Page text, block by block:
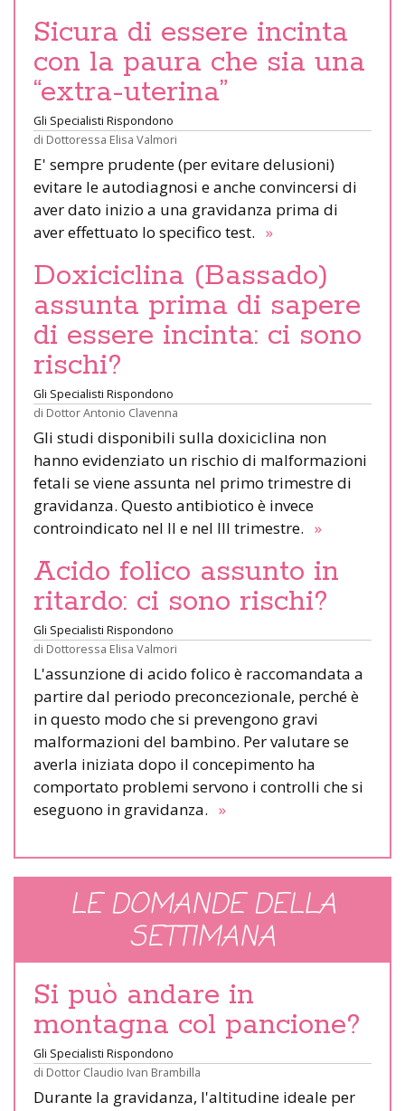
Sicura di essere incinta
con la paura che sia una
“extra-uterina”
Gli Specialisti Rispondono
di Dottoressa Elisa Valmori
E' sempre prudente (per evitare delusioni)
evitare le autodiagnosi e anche convincersi di
aver dato inizio a una gravidanza prima di
aver effettuato lo specifico test. »
Doxiciclina (Bassado)
assunta prima di sapere
di essere incinta: ci sono
rischi?
Gli Specialisti Rispondono
di Dottor Antonio Clavenna
Gli studi disponibili sulla doxiciclina non
hanno evidenziato un rischio di malformazioni
fetali se viene assunta nel primo trimestre di
gravidanza. Questo antibiotico è invece
controindicato nel II e nel III trimestre. »
Acido folico assunto in
ritardo: ci sono rischi?
Gli Specialisti Rispondono
di Dottoressa Elisa Valmori
L'assunzione di acido folico è raccomandata a
partire dal periodo preconcezionale, perché è
in questo modo che si prevengono gravi
malformazioni del bambino. Per valutare se
averla iniziata dopo il concepimento ha
comportato problemi servono i controlli che si
eseguono in gravidanza. »
LE DOMANDE DELLA
SETTIMANA
Si può andare in
montagna col pancione?
Gli Specialisti Rispondono
di Dottor Claudio Ivan Brambilla
Durante la gravidanza, l'altitudine ideale per